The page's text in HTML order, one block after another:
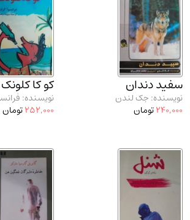
سفید دندان
نویسنده: جک لندن
240,000تومان
کو کا کلونک
نویسنده:
252,000تومان